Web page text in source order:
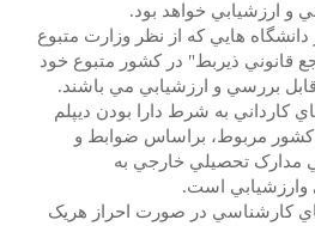
و ارزشيابي خواهد بود.
هايي که از نظر وزارت متبوع
قانوني ذيربط" در کشور متبوع خود
بررسي و ارزشيابي مي باشند.
به شرط دارا بودن ديپلم
کشور مربوط، براساس ضوابط و
مدارک تحصيلي خارجي به
وارزشيابي است.
در صورت احراز هريک